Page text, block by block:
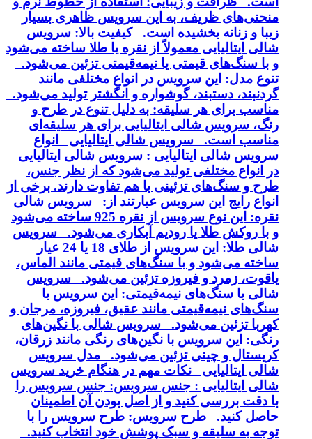
منحنی‌های ظریف، به این سرویس ظاهری بسیار
زیبا و زنانه بخشیده است. کیفیت بالا: سرویس
شالی ایتالیایی معمولاً از نقره یا طلا ساخته می‌شود
و با سنگ‌های قیمتی یا نیمه‌قیمتی تزئین می‌شود.
تنوع مدل: این سرویس در انواع مختلفی مانند
گردنبند، دستبند، گوشواره و انگشتر تولید می‌شود.
مناسب برای هر سلیقه: به دلیل تنوع در طرح و
رنگ، سرویس شالی ایتالیایی برای هر سلیقه‌ای
مناسب است. سرویس شالی ایتالیایی انواع
سرویس شالی ایتالیایی : سرویس شالی ایتالیایی
در انواع مختلفی تولید می‌شود که از نظر جنس،
طرح و سنگ‌های تزئینی با هم تفاوت دارند. برخی از
انواع رایج این سرویس عبارتند از: سرویس شالی
نقره: این نوع سرویس از نقره 925 ساخته می‌شود
و با روکش طلا یا رودیم آبکاری می‌شود. سرویس
شالی طلا: این سرویس از طلای 18 یا 24 عیار
ساخته می‌شود و با سنگ‌های قیمتی مانند الماس،
یاقوت، زمرد و فیروزه تزئین می‌شود. سرویس
شالی با سنگ‌های نیمه‌قیمتی: این سرویس با
سنگ‌های نیمه‌قیمتی مانند عقیق، فیروزه، مرجان و
کهربا تزئین می‌شود. سرویس شالی با نگین‌های
رنگی: این سرویس با نگین‌های رنگی مانند زرقان،
کریستال و چینی تزئین می‌شود. مدل سرویس
شالی ایتالیایی نکات مهم در هنگام خرید سرویس
شالی ایتالیایی : جنس سرویس: جنس سرویس را
با دقت بررسی کنید و از اصل بودن آن اطمینان
حاصل کنید. طرح سرویس: طرح سرویس را با
توجه به سلیقه و سبک پوشش خود انتخاب کنید.